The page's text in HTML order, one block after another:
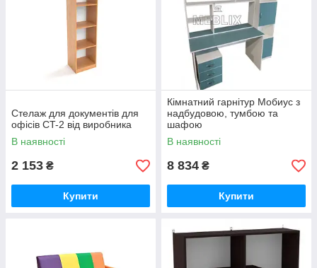
Стелаж для документів для
офісів СT-2 від виробника
В наявності
2 153 ₴
Купити
Кімнатний гарнітур Мобиус з
надбудовою, тумбою та
шафою
В наявності
8 834 ₴
Купити